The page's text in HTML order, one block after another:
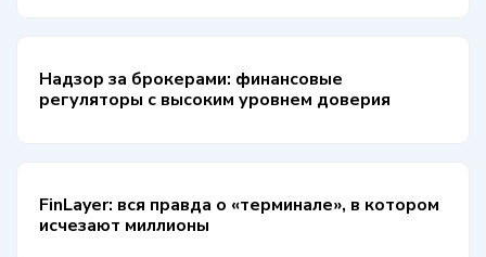
Надзор за брокерами: финансовые
регуляторы с высоким уровнем доверия
FinLayer: вся правда о «терминале», в котором
исчезают миллионы